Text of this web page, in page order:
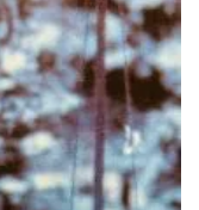
Tilføj
som
favorit